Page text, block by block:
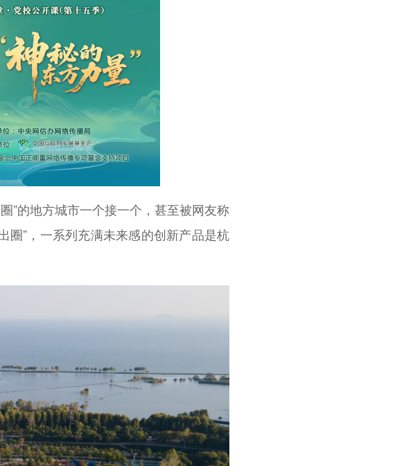
”的地方城市一个接一个，甚至被网友称
圈”，一系列充满未来感的创新产品是杭